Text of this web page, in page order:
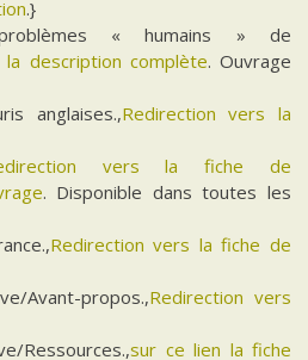
.}
« humains » de
description complète. Ouvrage
anglaises.,Redirection vers la
vers la fiche de
. Disponible dans toutes les
Redirection vers la fiche de
Avant-propos.,Redirection vers
Ressources.,sur ce lien la fiche